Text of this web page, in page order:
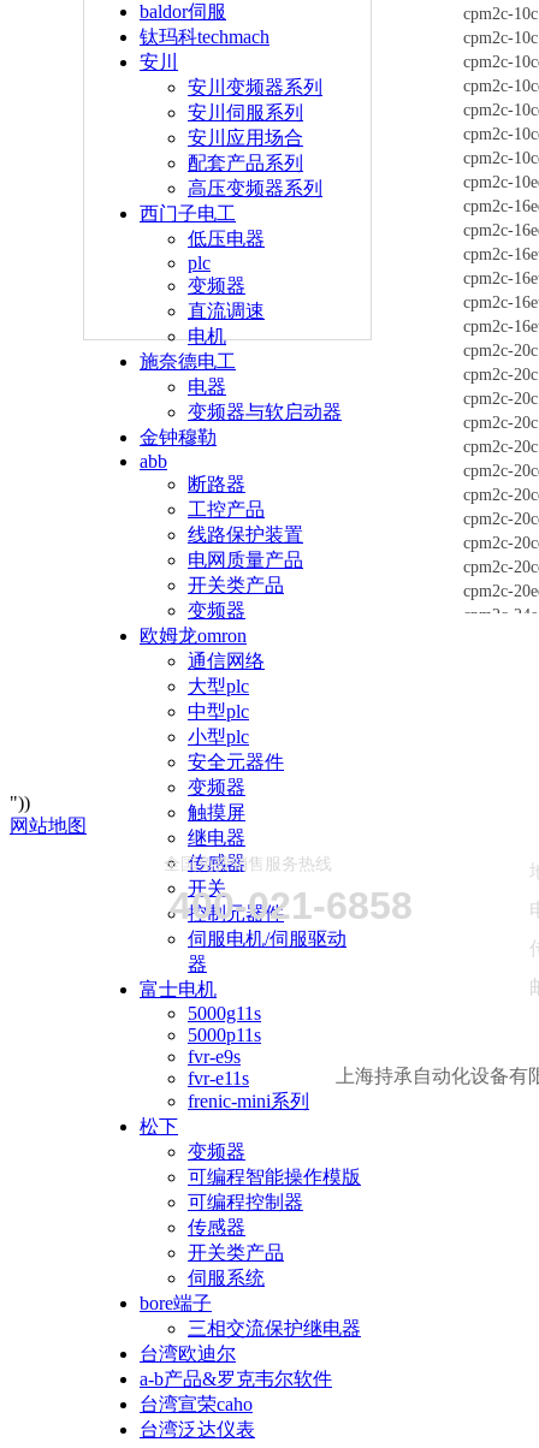
cpm2c-
cpm2c-
cpm2c-
cpm2c-
cpm2c-
cpm2c-
cpm2c-
cpm2c-
cpm2c-
cpm2c-
cpm2c-
cpm2c-
cpm2c-
cpm2c-
cpm2c-
cpm2c-
cpm2c-
cpm2c-
cpm2c-
cpm2c-
cpm2c-
cpm2c-
cpm2c-
cpm2c-
cpm2c-
cpm2c-
cpm2c-
cpm2c-
cpm2c-
cpm2c-
cpm2c-
cpm2c-
baldor伺服
钛玛科techmach
安川
安川变频器系列
安川伺服系列
安川应用场合
配套产品系列
高压变频器系列
西门子电工
低压电器
plc
变频器
直流调速
电机
施奈德电工
电器
变频器与软启动器
金钟穆勒
abb
断路器
工控产品
线路保护装置
电网质量产品
开关类产品
变频器
欧姆龙omron
通信网络
大型plc
中型plc
小型plc
安全元器件
变频器
触摸屏
继电器
传感器
开关
控制元器件
伺服电机/伺服驱动
器
富士电机
5000g11s
5000p11s
fvr-e9s
fvr-e11s
frenic-mini系列
松下
变频器
可编程智能操作模版
可编程控制器
传感器
开关类产品
伺服系统
bore端子
三相交流保护继电器
台湾欧迪尔
a-b产品&罗克韦尔软件
台湾宣荣caho
台湾泛达仪表
上海持承自动化
全国免费销售服务热线
400-021-6858
"))
网站地图